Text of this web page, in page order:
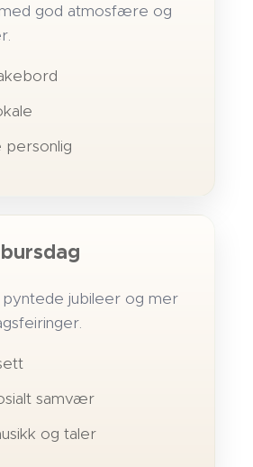
god atmosfære og
personlig
jubileer og mer
samvær
og taler